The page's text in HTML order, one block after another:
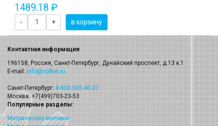
1489.18 ₽
- + в корзину
Контактная информация
196158, Россия, Санкт-Петербург, Дунайский проспект, д.13 к.1
E-mail: info@volkel.ru
Санкт-Петербург: 8-800-505-40-27
Москва: +7(499)703-23-53
Популярные разделы:
Метрические метчики